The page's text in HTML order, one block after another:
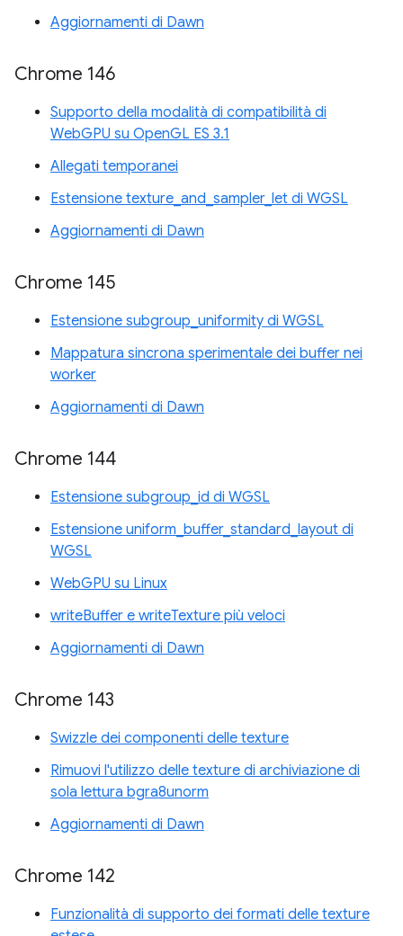
Aggiornamenti di Dawn
Chrome 146
Supporto della modalità di compatibilità di
WebGPU su OpenGL ES 3.1
Allegati temporanei
Estensione texture_and_sampler_let di WGSL
Aggiornamenti di Dawn
Chrome 145
Estensione subgroup_uniformity di WGSL
Mappatura sincrona sperimentale dei buffer nei
worker
Aggiornamenti di Dawn
Chrome 144
Estensione subgroup_id di WGSL
Estensione uniform_buffer_standard_layout di
WGSL
WebGPU su Linux
writeBuffer e writeTexture più veloci
Aggiornamenti di Dawn
Chrome 143
Swizzle dei componenti delle texture
Rimuovi l'utilizzo delle texture di archiviazione di
sola lettura bgra8unorm
Aggiornamenti di Dawn
Chrome 142
Funzionalità di supporto dei formati delle texture